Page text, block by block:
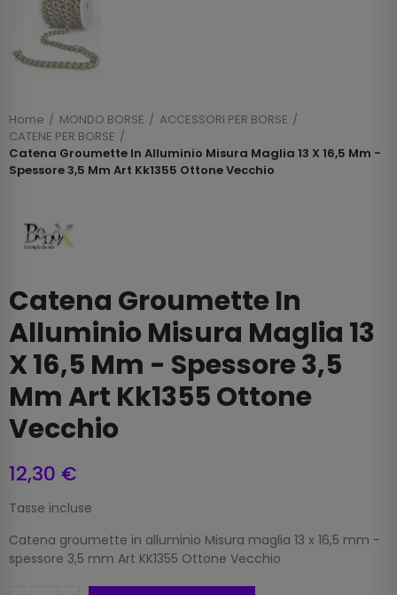
Home MONDO BORSE
ACCESSORI PER BORSE
CATENE PER BORSE
Catena Groumette In Alluminio Misura Maglia 13 X 16,5 Mm -
Spessore 3,5 Mm Art Kk1355 Ottone Vecchio
Catena Groumette In
Alluminio Misura Maglia 13
X 16,5 Mm - Spessore 3,5
Mm Art Kk1355 Ottone
Vecchio
12,30 €
Tasse incluse
Catena groumette in alluminio Misura maglia 13 x 16,5 mm -
spessore 3,5 mm Art KK1355 Ottone Vecchio